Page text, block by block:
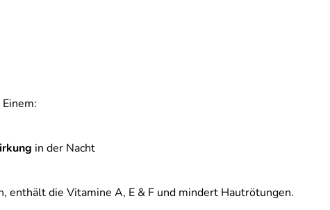
in der Nacht
enthält die Vitamine A, E & F und mindert Hautrötungen.